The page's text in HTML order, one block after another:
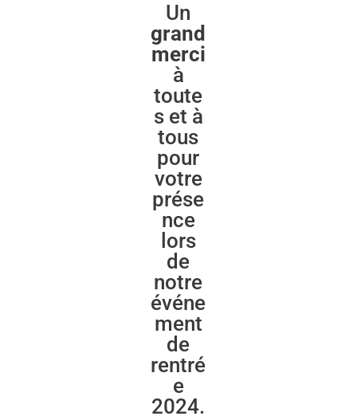
Un
grand
merci
à
toute
s et à
tous
pour
votre
prése
nce
lors
de
notre
événe
ment
de
rentré
e
2024.